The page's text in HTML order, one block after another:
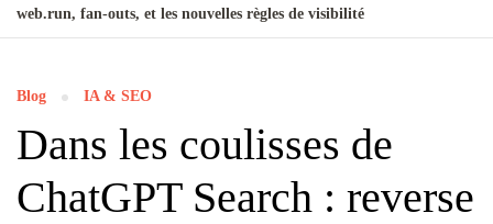
web.run, fan-outs, et les nouvelles règles de visibilité
Blog IA & SEO
Dans les coulisses de
ChatGPT Search : reverse